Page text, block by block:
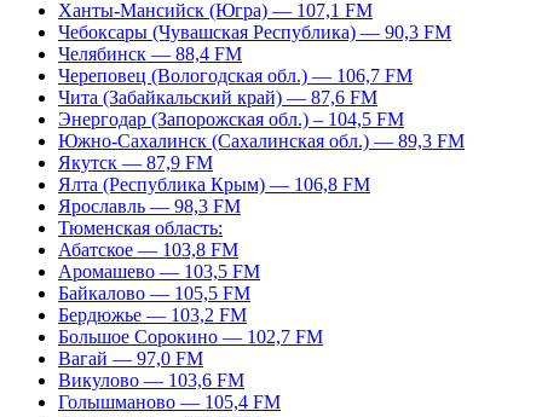
Ханты-Мансийск (Югра) — 107,1 FM
Чебоксары (Чувашская Республика) — 90,3 FM
Челябинск — 88,4 FM
Череповец (Вологодская обл.) — 106,7 FM
Чита (Забайкальский край) — 87,6 FM
Энергодар (Запорожская обл.) – 104,5 FM
Южно-Сахалинск (Сахалинская обл.) — 89,3 FM
Якутск — 87,9 FM
Ялта (Республика Крым) — 106,8 FM
Ярославль — 98,3 FM
Тюменская область:
Абатское — 103,8 FM
Аромашево — 103,5 FM
Байкалово — 105,5 FM
Бердюжье — 103,2 FM
Большое Сорокино — 102,7 FM
Вагай — 97,0 FM
Викулово — 103,6 FM
Голышманово — 105,4 FM